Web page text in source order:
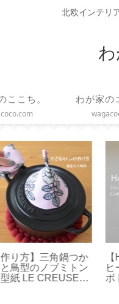
北欧インテリ
わ
ここち。
わが家の
出しコー
とお茶用
い【ハリ
【作り方】
けで作る つ
通す簡易カ